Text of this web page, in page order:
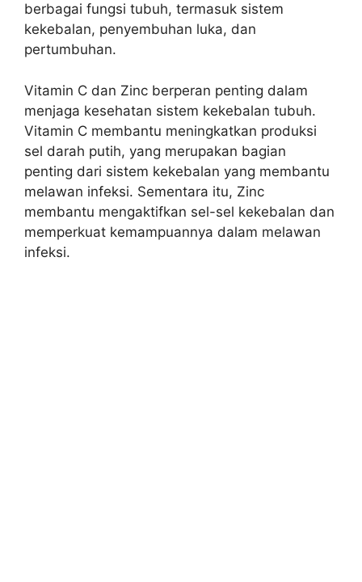
berbagai fungsi tubuh, termasuk sistem
kekebalan, penyembuhan luka, dan
pertumbuhan.
Vitamin C dan Zinc berperan penting dalam
menjaga kesehatan sistem kekebalan tubuh.
Vitamin C membantu meningkatkan produksi
sel darah putih, yang merupakan bagian
penting dari sistem kekebalan yang membantu
melawan infeksi. Sementara itu, Zinc
membantu mengaktifkan sel-sel kekebalan dan
memperkuat kemampuannya dalam melawan
infeksi.